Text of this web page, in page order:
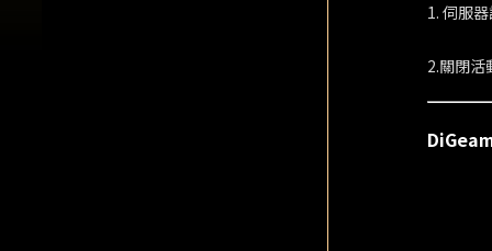
1. 伺服
2.關閉活